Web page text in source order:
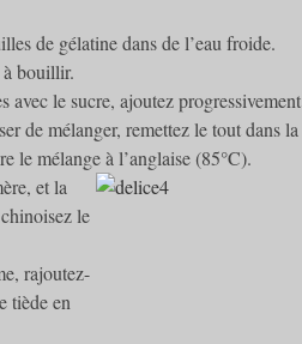
de gélatine dans de l’eau froide.
à bouillir.
avec le sucre, ajoutez progressivement
de mélanger, remettez le tout dans la
le mélange à l’anglaise (85°C).
et la
le
rajoutez-
tiède en